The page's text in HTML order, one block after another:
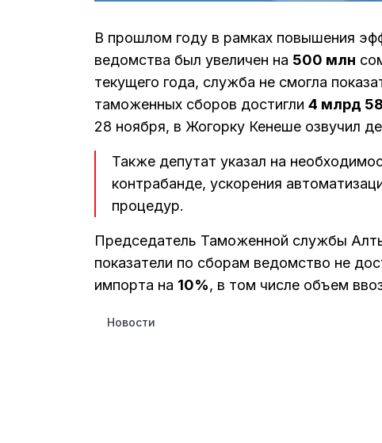
В прошлом году в рамках повышения
ведомства был увеличен на 500 млн
текущего года, служба не смогла
таможенных сборов достигли 4 млрд
28 ноября, в Жогорку Кенеше озвучил
Также депутат указал на
контрабанде, ускорения
процедур.
Председатель Таможенной службы
показатели по сборам ведомство не
импорта на 10%, в том числе объем
Новости